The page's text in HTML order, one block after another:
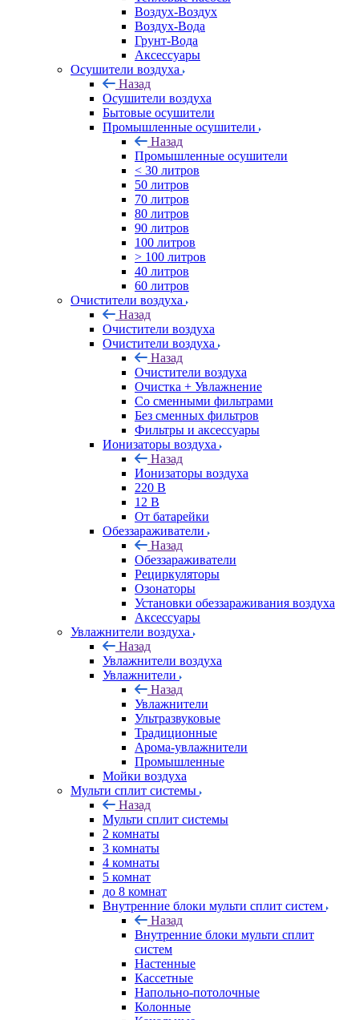
Воздух-Воздух
Воздух-Вода
Грунт-Вода
Аксессуары
Осушители воздуха
Назад
Осушители воздуха
Бытовые осушители
Промышленные осушители
Назад
Промышленные осушители
< 30 литров
50 литров
70 литров
80 литров
90 литров
100 литров
> 100 литров
40 литров
60 литров
Очистители воздуха
Назад
Очистители воздуха
Очистители воздуха
Назад
Очистители воздуха
Очистка + Увлажнение
Cо сменными фильтрами
Без сменных фильтров
Фильтры и аксессуары
Ионизаторы воздуха
Назад
Ионизаторы воздуха
220 В
12 В
От батарейки
Обеззараживатели
Назад
Обеззараживатели
Рециркуляторы
Озонаторы
Установки обеззараживания воздуха
Аксессуары
Увлажнители воздуха
Назад
Увлажнители воздуха
Увлажнители
Назад
Увлажнители
Ультразвуковые
Традиционные
Арома-увлажнители
Промышленные
Мойки воздуха
Мульти сплит системы
Назад
Мульти сплит системы
2 комнаты
3 комнаты
4 комнаты
5 комнат
до 8 комнат
Внутренние блоки мульти сплит систем
Назад
Внутренние блоки мульти сплит
систем
Настенные
Кассетные
Напольно-потолочные
Колонные